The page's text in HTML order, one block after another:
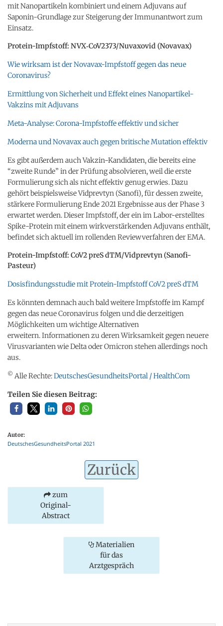
mit Nanopartikeln kombiniert und einem Adjuvans auf
Saponin-Grundlage zur Steigerung der Immunantwort zum
Einsatz.
Protein-Impfstoff: NVX‑CoV2373/Nuvaxovid (Novavax)
Wie wirksam ist der Novavax-Impfstoff gegen das neue
Coronavirus?
Ermittlung von Sicherheit und Effekt eines Nanopartikel-
Vakzins mit Adjuvans
Meta-Analyse: Corona-Impfstoffe effektiv und sicher
Moderna und Novavax auch gegen britische Mutation effektiv
Es gibt außerdem auch Vakzin-Kandidaten, die bereits eine
“zweite Runde” in der Prüfung absolvieren, weil die erste
Formulierung sich als nicht effektiv genug erwies. Dazu
gehört beispielsweise Vidprevtyn (Sanofi), für dessen zweite,
stärkere Formulierung Ende 2021 Ergebnisse aus der Phase 3
erwartet werden. Dieser Impfstoff, der ein im Labor-erstelltes
Spike-Protein mit einem wirkverstärkenden Adjuvans enthält,
befindet sich aktuell im rollenden Reviewverfahren der EMA.
Protein-Impfstoff: CoV2 preS dTM/Vidprevtyn (Sanofi-
Pasteur)
Dosisfindungsstudie mit Protein-Impfstoff CoV2 preS dTM
Es könnten demnach auch bald weitere Impfstoffe im Kampf
gegen das neue Coronavirus folgen und die derzeitigen
Möglichkeiten um wichtige Alternativen
erweitern. Informationen zu deren Wirksamkeit gegen neuere
Virusvarianten wie Delta oder Omicron stehen allerdings noch
aus.
© Alle Rechte:DeutschesGesundheitsPortal / HealthCom
Teilen Sie diesen Beitrag:
Autor:
DeutschesGesundheitsPortal 2021
Zurück
zum
Original-
Abstract
Materialien
für das
Arztgespräch